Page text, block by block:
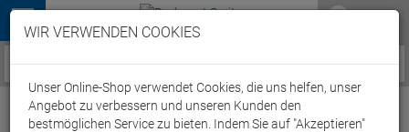
Menü
Service / Hilfe
WIR VERWENDEN COOKIES
Unser Online-Shop verwendet Cookies, die uns helfen, unser
Angebot zu verbessern und unseren Kunden den
bestmöglichen Service zu bieten. Indem Sie auf "Akzeptieren"